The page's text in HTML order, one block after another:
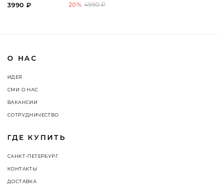
3990 ₽ 4990 ₽
20%
О НАС
ИДЕЯ
СМИ О НАС
ВАКАНСИИ
СОТРУДНИЧЕСТВО
ГДЕ КУПИТЬ
САНКТ-ПЕТЕРБУРГ
КОНТАКТЫ
ДОСТАВКА